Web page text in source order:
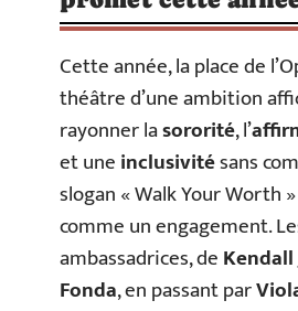
Cette année, la place de
théâtre d’une ambition
rayonner lasororité, l’
et uneinclusivitésans
slogan « Walk Your Worth
comme un engagement.
ambassadrices, de
Fonda, en passant par